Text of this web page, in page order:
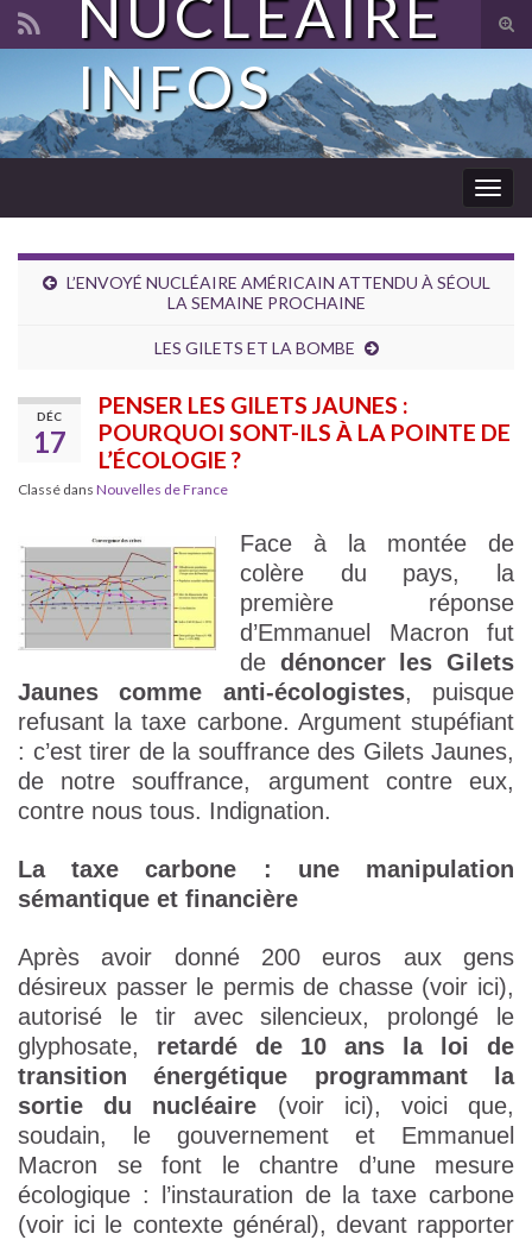
Search for:
NUCLÉAIRE
INFOS
L’ENVOYÉ NUCLÉAIRE AMÉRICAIN ATTENDU À SÉOUL
LA SEMAINE PROCHAINE
LES GILETS ET LA BOMBE
DÉC
17
PENSER LES GILETS JAUNES :
POURQUOI SONT-ILS À LA POINTE DE
L’ÉCOLOGIE ?
Classé dans Nouvelles de France
Face à la montée de
colère du pays, la
première réponse
d’Emmanuel Macron fut
de dénoncer les Gilets
Jaunes comme anti-écologistes, puisque
refusant la taxe carbone. Argument stupéfiant
: c’est tirer de la souffrance des Gilets Jaunes,
de notre souffrance, argument contre eux,
contre nous tous. Indignation.
La taxe carbone : une manipulation
sémantique et financière
Après avoir donné 200 euros aux gens
désireux passer le permis de chasse (voir ici),
autorisé le tir avec silencieux, prolongé le
glyphosate, retardé de 10 ans la loi de
transition énergétique programmant la
sortie du nucléaire (voir ici), voici que,
soudain, le gouvernement et Emmanuel
Macron se font le chantre d’une mesure
écologique : l’instauration de la taxe carbone
(voir ici le contexte général), devant rapporter